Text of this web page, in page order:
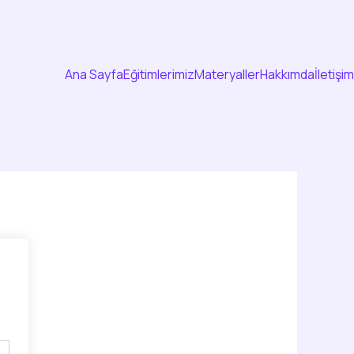
Ana SayfaEğitimlerimizMateryallerHakkımdaİletişim